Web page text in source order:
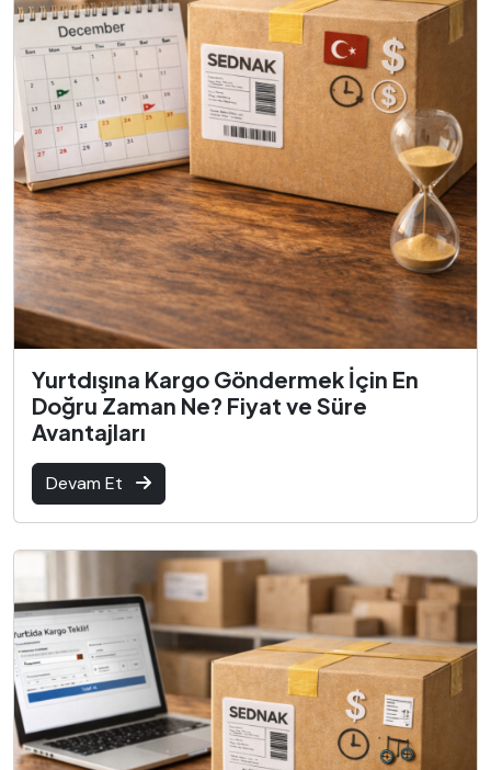
Yurtdışına Kargo Göndermek İçin En
Doğru Zaman Ne? Fiyat ve Süre
Avantajları
Devam Et